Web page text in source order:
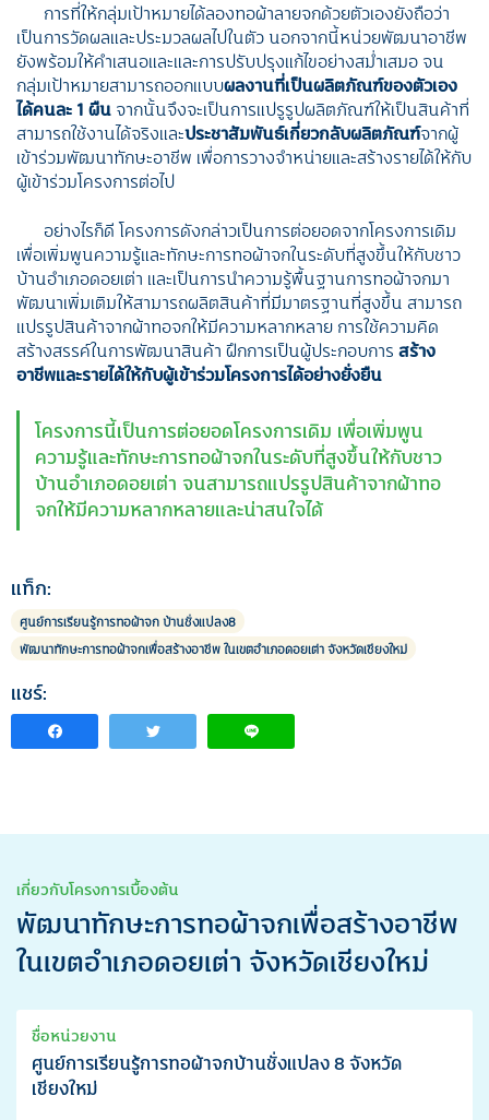
การที่ให้กลุ่มเป้าหมายได้ลองทอผ้าลายจกด้วยตัวเองยังถือว่า
เป็นการวัดผลและประมวลผลไปในตัว นอกจากนี้หน่วยพัฒนาอาชีพ
ยังพร้อมให้คำเสนอและและการปรับปรุงแก้ไขอย่างสม่ำเสมอ จน
กลุ่มเป้าหมายสามารถออกแบบผลงานที่เป็นผลิตภัณฑ์ของตัวเอง
ได้คนละ 1 ผืน จากนั้นจึงจะเป็นการแปรูรูปผลิตภัณฑ์ให้เป็นสินค้าที่
สามารถใช้งานได้จริงและประชาสัมพันธ์เกี่ยวกลับผลิตภัณฑ์จากผู้
เข้าร่วมพัฒนาทักษะอาชีพ เพื่อการวางจำหน่ายและสร้างรายได้ให้กับ
ผู้เข้าร่วมโครงการต่อไป
อย่างไรก็ดี โครงการดังกล่าวเป็นการต่อยอดจากโครงการเดิม
เพื่อเพิ่มพูนความรู้และทักษะการทอผ้าจกในระดับที่สูงขึ้นให้กับชาว
บ้านอำเภอดอยเต่า และเป็นการนำความรู้พื้นฐานการทอผ้าจกมา
พัฒนาเพิ่มเติมให้สามารถผลิตสินค้าที่มีมาตรฐานที่สูงขึ้น สามารถ
แปรรูปสินค้าจากผ้าทอจกให้มีความหลากหลาย การใช้ความคิด
สร้างสรรค์ในการพัฒนาสินค้า ฝึกการเป็นผู้ประกอบการ สร้าง
อาชีพและรายได้ให้กับผู้เข้าร่วมโครงการได้อย่างยั่งยืน
โครงการนี้เป็นการต่อยอดโครงการเดิม เพื่อเพิ่มพูน
ความรู้และทักษะการทอผ้าจกในระดับที่สูงขึ้นให้กับชาว
บ้านอำเภอดอยเต่า จนสามารถแปรรูปสินค้าจากผ้าทอ
จกให้มีความหลากหลายและน่าสนใจได้
แท็ก:
ศูนย์การเรียนรู้การทอผ้าจก บ้านชั่งแปลง8
พัฒนาทักษะการทอผ้าจกเพื่อสร้างอาชีพ ในเขตอำเภอดอยเต่า จังหวัดเชียงใหม่
แชร์:
เกี่ยวกับโครงการเบื้องต้น
พัฒนาทักษะการทอผ้าจกเพื่อสร้างอาชีพ
ในเขตอำเภอดอยเต่า จังหวัดเชียงใหม่
ชื่อหน่วยงาน
ศูนย์การเรียนรู้การทอผ้าจกบ้านชั่งแปลง 8 จังหวัด
เชียงใหม่